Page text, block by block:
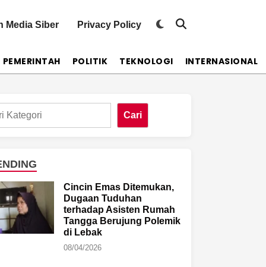
Media Siber Privacy Policy
Switch
mode
Open
PEMERINTAH POLITIK TEKNOLOGI INTERNASIONAL
Cari
Cincin Emas Ditemukan,
Dugaan Tuduhan
terhadap Asisten Rumah
Tangga Berujung Polemik
di Lebak
08/04/2026